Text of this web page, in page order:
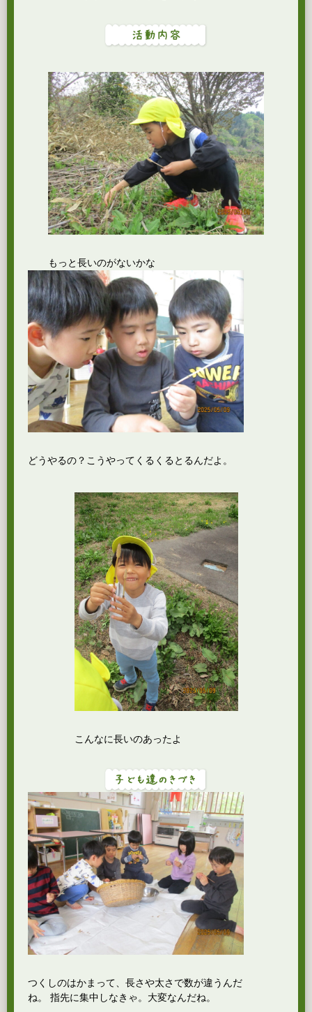
もっと長いのがないかな
どうやるの？こうやってくるくるとるんだよ。
こんなに長いのあったよ
つくしのはかまって、長さや太さで数が違うんだ
ね。 指先に集中しなきゃ。大変なんだね。